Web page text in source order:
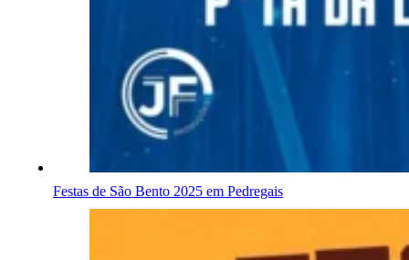
Festas de São Bento 2025 em Pedregais